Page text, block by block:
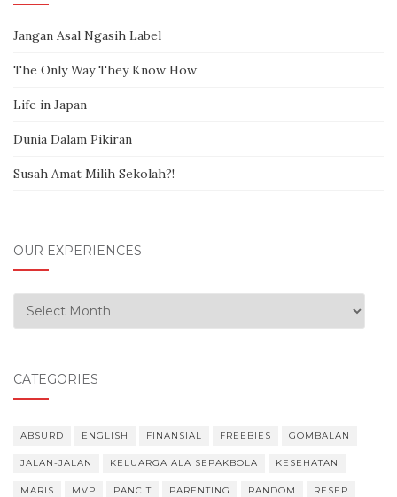
Jangan Asal Ngasih Label
The Only Way They Know How
Life in Japan
Dunia Dalam Pikiran
Susah Amat Milih Sekolah?!
OUR EXPERIENCES
Our Experiences
CATEGORIES
ABSURD ENGLISH FINANSIAL FREEBIES GOMBALAN
JALAN-JALAN KELUARGA ALA SEPAKBOLA KESEHATAN
MARIS MVP PANCIT PARENTING RANDOM RESEP